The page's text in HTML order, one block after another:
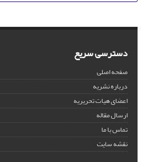
دسترسی سریع
صفحه اصلی
درباره نشریه
اعضای هیات تحریریه
ارسال مقاله
تماس با ما
نقشه سایت